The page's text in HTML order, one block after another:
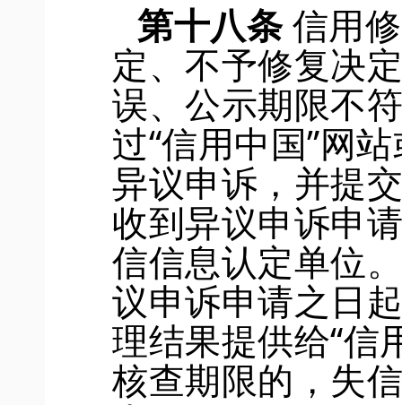
第十八条信用
定、不予修复决
误、公示期限不
过“信用中国”网
异议申诉 ，并提
收到异议申诉申
信信息认定单位
议申诉申请之日
理结果提供给“信
核查期限的，失